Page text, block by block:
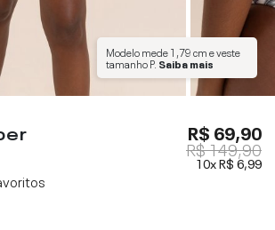
Modelo mede1,79 cme veste
tamanhoP. Saiba mais
R$ 69,90
R$ 149,90
10xR$ 6,99